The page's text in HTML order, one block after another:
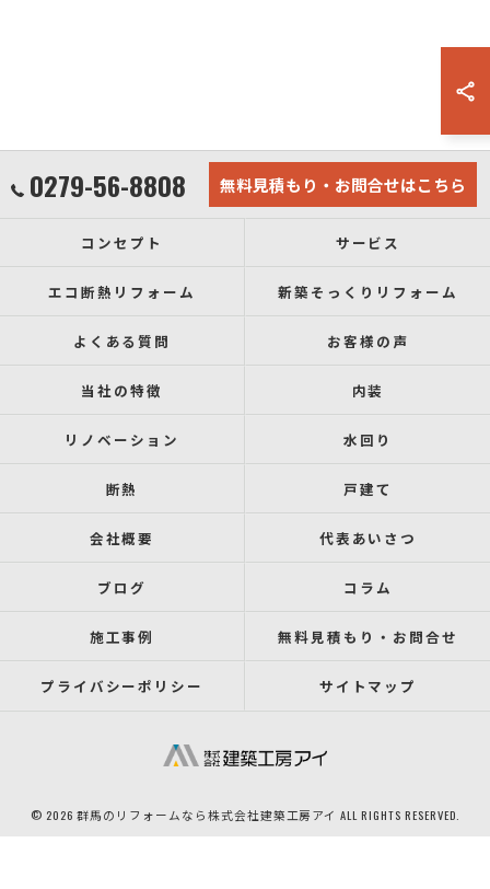
0279-56-8808 無料見積もり・お問合せはこちら
コンセプト サービス
エコ断熱リフォーム 新築そっくりリフォーム
よくある質問 お客様の声
当社の特徴 内装
リノベーション 水回り
断熱 戸建て
会社概要 代表あいさつ
ブログ コラム
施工事例 無料見積もり・お問合せ
プライバシーポリシー サイトマップ
© 2026 群馬のリフォームなら株式会社建築工房アイ ALL RIGHTS RESERVED.